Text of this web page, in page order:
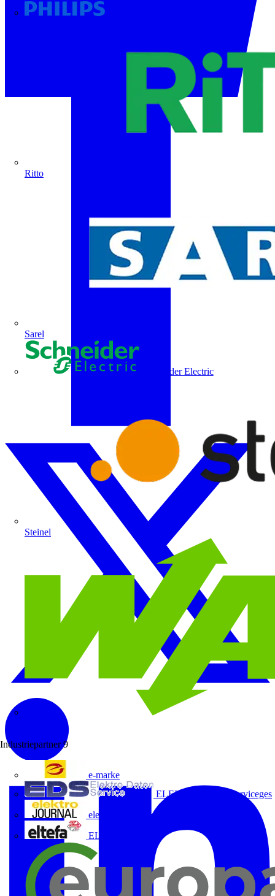
Ritto
Sarel
Schneider Electric
Steinel
Industriepartner 9
e-marke
ELEKTRO Daten Serviceges
elektrojournal
ELTEFA